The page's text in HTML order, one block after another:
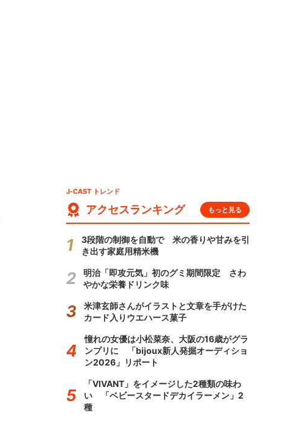
J-CAST トレンド
アクセスランキング もっと見る
3段階の制御を自動で 米の香りや甘みを引
き出す家庭用精米機
明治「即攻元気」初のグミ期間限定 さわ
やかな栄養ドリンク味
米津玄師さんがイラストと文章を手がけた
カード入りウエハース菓子
憧れの女優は小松菜奈、大阪の16歳がグラ
ンプリに 「bijoux新人発掘オーディショ
ン2026」リポート
「VIVANT」をイメージした2種類の味わ
い 「ベビースタードデカイラーメン」2
種